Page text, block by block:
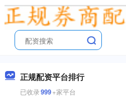
正规配资平台排行
已收录999+家平台